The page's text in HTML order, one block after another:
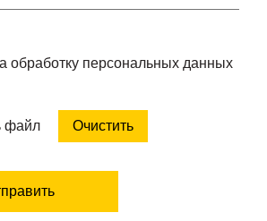
обработку персональных данных
файл Очистить